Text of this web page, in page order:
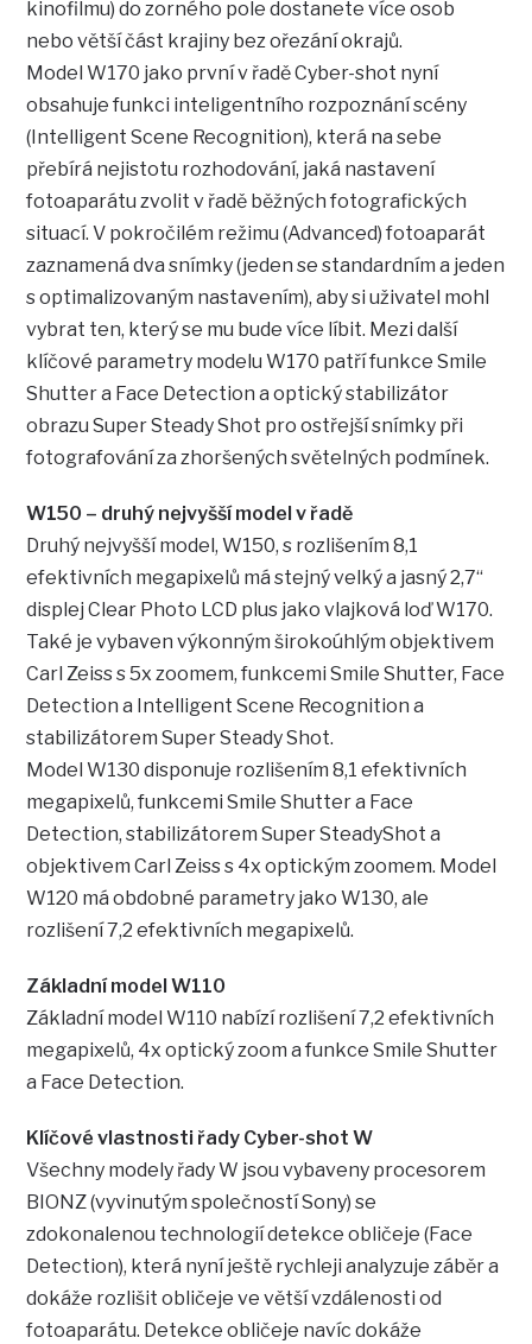
kinofilmu) do zorného pole dostanete více osob
nebo větší část krajiny bez ořezání okrajů.
Model W170 jako první v řadě Cyber-shot nyní
obsahuje funkci inteligentního rozpoznání scény
(Intelligent Scene Recognition), která na sebe
přebírá nejistotu rozhodování, jaká nastavení
fotoaparátu zvolit v řadě běžných fotografických
situací. V pokročilém režimu (Advanced) fotoaparát
zaznamená dva snímky (jeden se standardním a jeden
s optimalizovaným nastavením), aby si uživatel mohl
vybrat ten, který se mu bude více líbit. Mezi další
klíčové parametry modelu W170 patří funkce Smile
Shutter a Face Detection a optický stabilizátor
obrazu Super Steady Shot pro ostřejší snímky při
fotografování za zhoršených světelných podmínek.
W150 – druhý nejvyšší model v řadě
Druhý nejvyšší model, W150, s rozlišením 8,1
efektivních megapixelů má stejný velký a jasný 2,7“
displej Clear Photo LCD plus jako vlajková loď W170.
Také je vybaven výkonným širokoúhlým objektivem
Carl Zeiss s 5x zoomem, funkcemi Smile Shutter, Face
Detection a Intelligent Scene Recognition a
stabilizátorem Super Steady Shot.
Model W130 disponuje rozlišením 8,1 efektivních
megapixelů, funkcemi Smile Shutter a Face
Detection, stabilizátorem Super SteadyShot a
objektivem Carl Zeiss s 4x optickým zoomem. Model
W120 má obdobné parametry jako W130, ale
rozlišení 7,2 efektivních megapixelů.
Základní model W110
Základní model W110 nabízí rozlišení 7,2 efektivních
megapixelů, 4x optický zoom a funkce Smile Shutter
a Face Detection.
Klíčové vlastnosti řady Cyber-shot W
Všechny modely řady W jsou vybaveny procesorem
BIONZ (vyvinutým společností Sony) se
zdokonalenou technologií detekce obličeje (Face
Detection), která nyní ještě rychleji analyzuje záběr a
dokáže rozlišit obličeje ve větší vzdálenosti od
fotoaparátu. Detekce obličeje navíc dokáže